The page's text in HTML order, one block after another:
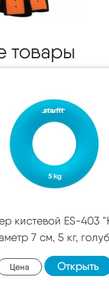
товары
кистевой ES-403
7 см, 5 кг,
Цена Открыть